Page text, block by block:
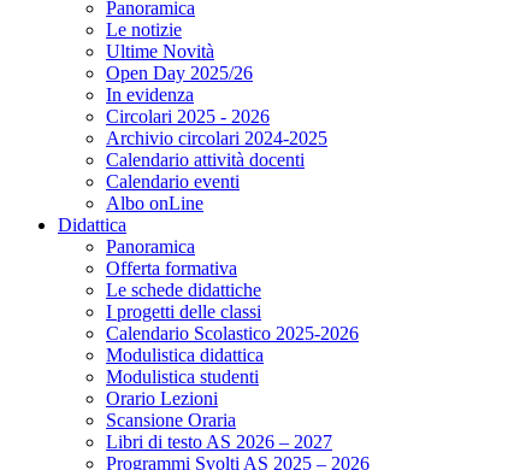
Panoramica
Le notizie
Ultime Novità
Open Day 2025/26
In evidenza
Circolari 2025 - 2026
Archivio circolari 2024-2025
Calendario attività docenti
Calendario eventi
Albo onLine
Didattica
Panoramica
Offerta formativa
Le schede didattiche
I progetti delle classi
Calendario Scolastico 2025-2026
Modulistica didattica
Modulistica studenti
Orario Lezioni
Scansione Oraria
Libri di testo AS 2026 – 2027
Programmi Svolti AS 2025 – 2026